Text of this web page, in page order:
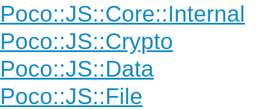
Poco::JS::Core::Internal
Poco::JS::Crypto
Poco::JS::Data
Poco::JS::File